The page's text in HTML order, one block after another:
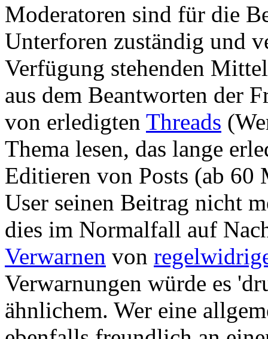
Moderatoren sind für die
Unterforen zuständig und
Verfügung stehenden
aus dem Beantworten der
von erledigten Threads
Thema lesen, das lange
Editieren von Posts (ab 60
User seinen Beitrag nicht
dies im Normalfall auf
Verwarnen von
Verwarnungen würde es
ähnlichem. Wer eine